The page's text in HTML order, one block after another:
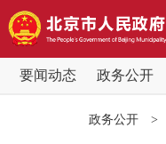
要闻动态 政务公开
政务公开 >